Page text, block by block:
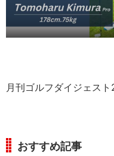
月刊ゴルフダイジェス
おすすめ記事